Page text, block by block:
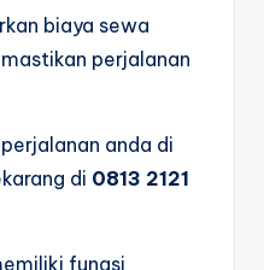
biaya sewa
perjalanan
anda di
di 0813 2121
fungsi